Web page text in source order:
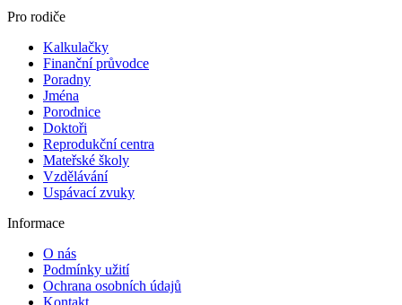
Pro rodiče
Kalkulačky
Finanční průvodce
Poradny
Jména
Porodnice
Doktoři
Reprodukční centra
Mateřské školy
Vzdělávání
Uspávací zvuky
Informace
O nás
Podmínky užití
Ochrana osobních údajů
Kontakt